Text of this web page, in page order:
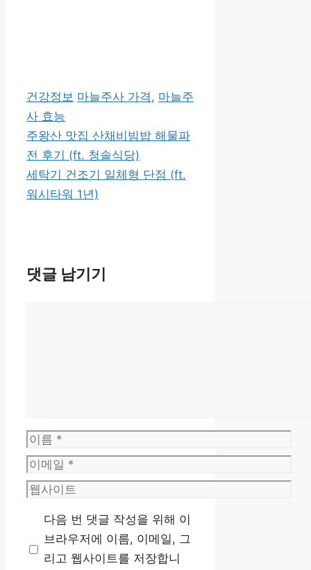
카
테
고
리
건강정보 태
마늘주사 가격 , 마늘주
사 효능
주왕산 맛집 산채비빔밥 해물파
전 후기 (ft. 청솔식당)
세탁기 건조기 일체형 단점 (ft.
워시타워 1년)
댓글 남기기
이
름
이
메
일
웹
트
다음 번 댓글 작성을 위해 이
브라우저에 이름, 이메일, 그
리고 웹사이트를 저장합니